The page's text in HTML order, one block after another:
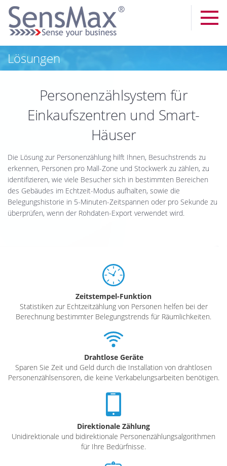
Lösungen
Personenzählsystem für
Einkaufszentren und Smart-
Häuser
Die Lösung zur Personenzählung hilft Ihnen, Besuchstrends zu
erkennen, Personen pro Mall-Zone und Stockwerk zu zählen, zu
identifizieren, wie viele Besucher sich in bestimmten Bereichen
des Gebäudes im Echtzeit-Modus aufhalten, sowie die
Belegungshistorie in 5-Minuten-Zeitspannen oder pro Sekunde zu
überprüfen, wenn der Rohdaten-Export verwendet wird.
Zeitstempel-Funktion
Statistiken zur Echtzeitzählung von Personen helfen bei der
Berechnung bestimmter Belegungstrends für Räumlichkeiten.
Drahtlose Geräte
Sparen Sie Zeit und Geld durch die Installation von drahtlosen
Personenzählsensoren, die keine Verkabelungsarbeiten benötigen.
Direktionale Zählung
Unidirektionale und bidirektionale Personenzählungsalgorithmen
für Ihre Bedürfnisse.